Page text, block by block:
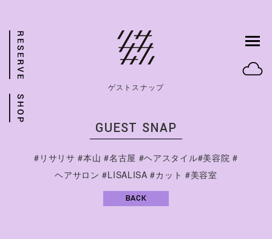
ゲストスナップ
GUEST SNAP
#リサリサ #本山 #名古屋 #ヘアスタイル#美容院 #
ヘアサロン #LISALISA #カット #美容室
BACK